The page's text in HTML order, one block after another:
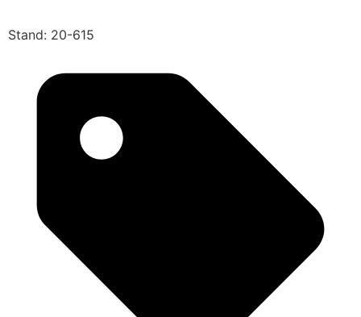
Stand: 20-615